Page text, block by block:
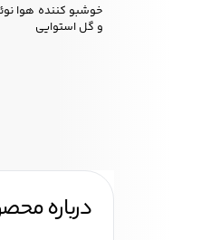
و گل استوایی
درباره